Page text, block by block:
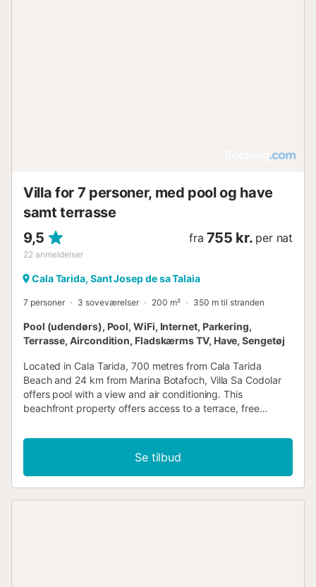
Villa for 7 personer, med pool og have
samt terrasse
9,5
22 anmeldelser
fra 755 kr. per nat
Cala Tarida, Sant Josep de sa Talaia
7 personer 3 soveværelser 200 m² 350 m til stranden
Pool (udendørs), Pool, WiFi, Internet, Parkering,
Terrasse, Aircondition, Fladskærms TV, Have, Sengetøj
Located in Cala Tarida, 700 metres from Cala Tarida
Beach and 24 km from Marina Botafoch, Villa Sa Codolar
offers pool with a view and air conditioning. This
beachfront property offers access to a terrace, free
Se tilbud